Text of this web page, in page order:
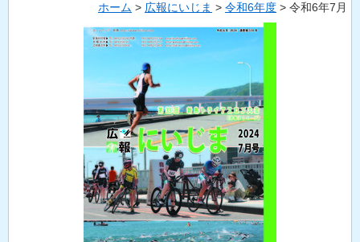
ホーム > 広報にいじま > 令和6年度 > 令和6年7月